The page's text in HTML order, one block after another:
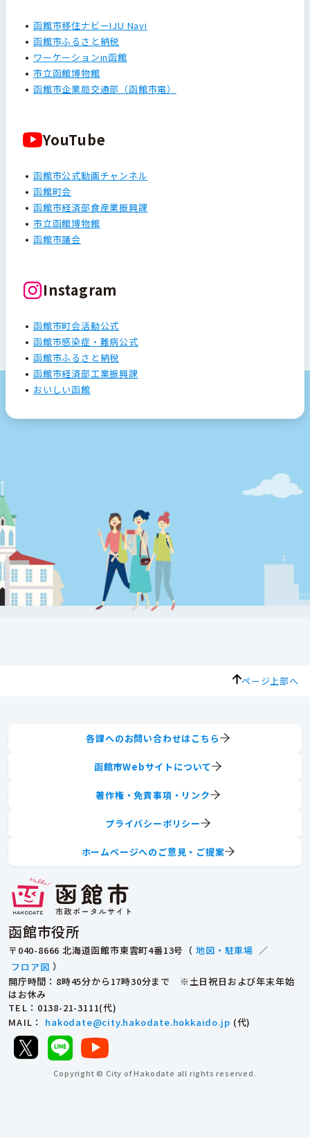
函館市移住ナビーIJU Navi
函館市ふるさと納税
ワーケーションin函館
市立函館博物館
函館市企業局交通部（函館市電）
YouTube
函館市公式動画チャンネル
函館町会
函館市経済部食産業振興課
市立函館博物館
函館市議会
Instagram
函館市町会活動公式
函館市感染症・難病公式
函館市ふるさと納税
函館市経済部工業振興課
おいしい函館
ページ上部へ
函館市役所
〒040-8666 北海道函館市東雲町4番13号（ 地図・駐車場 ／
フロア図 ）
開庁時間：8時45分から17時30分まで ※土日祝日および年末年始
はお休み
TEL ：0138-21-3111(代)
MAIL ： hakodate@city.hakodate.hokkaido.jp (代)
各課へのお問い合わせはこちら
函館市Webサイトについて
著作権・免責事項・リンク
プライバシーポリシー
ホームページへのご意見・ご提案
Copyright © City of Hakodate all rights reserved.